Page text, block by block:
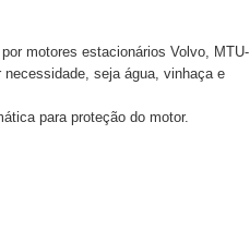
motores estacionários Volvo, MTU-
seja água, vinhaça e
para proteção do motor.